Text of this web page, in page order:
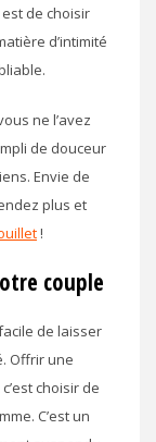
de choisir
d’intimité
ne l’avez
de douceur
Envie de
plus et
!
couple
de laisser
Offrir une
choisir de
C’est un